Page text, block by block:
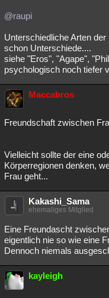
@raupi
Unterschiedliche Arten
schon Unterschiede....
siehe "Eros", "Agape",
psychologisch noch tiefer
Maccabros
Freundschaft zwischen
Vielleicht sollte der eine
Körperregionen denken,
Frau geht...
Kakashi_Sama
ehemaliges Mitglied
Eine Freundascht
eigentlich nie so wie eine
Dennoch niemals
kayleigh